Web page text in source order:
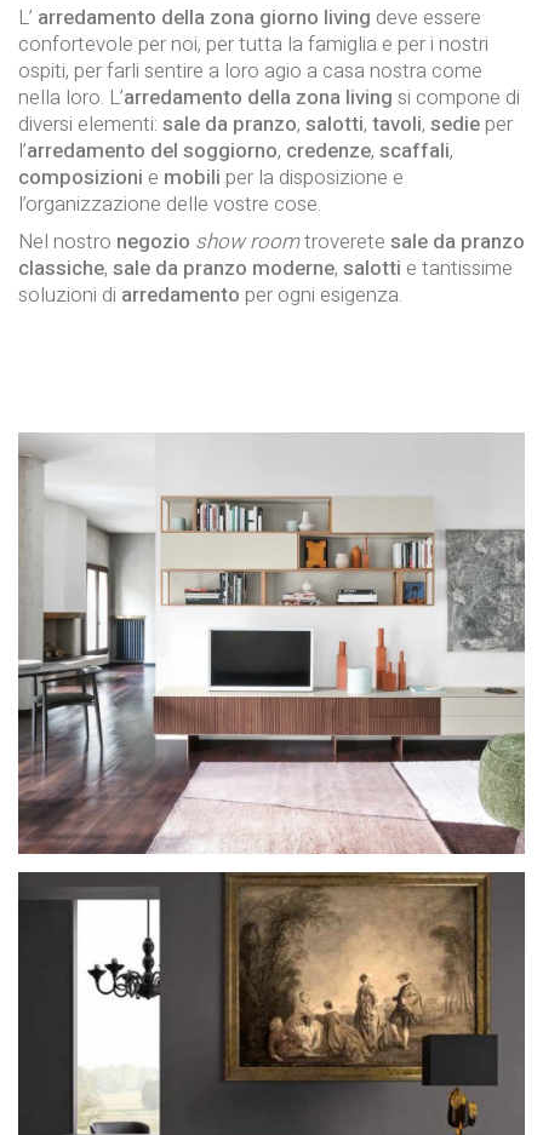
L’ arredamento della zona giorno living deve essere
confortevole per noi, per tutta la famiglia e per i nostri
ospiti, per farli sentire a loro agio a casa nostra come
nella loro. L’arredamento della zona living si compone di
diversi elementi: sale da pranzo, salotti, tavoli, sedie per
l’arredamento del soggiorno, credenze, scaffali,
composizioni e mobili per la disposizione e
l’organizzazione delle vostre cose.
Nel nostro negozio show roomtroverete sale da pranzo
classiche, sale da pranzo moderne, salotti e tantissime
soluzioni di arredamento per ogni esigenza.